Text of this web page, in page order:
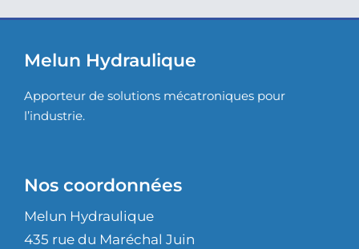
Melun Hydraulique
Apporteur de solutions mécatroniques pour
l’industrie.
Nos coordonnées
Melun Hydraulique
435 rue du Maréchal Juin